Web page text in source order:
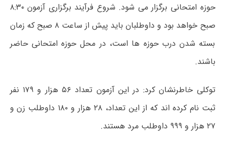
حوزه امتحانی برگزار می شود. شروع فرآیند برگزاری آزمون ۸:۳۰
صبح خواهد بود و داوطلبان باید پیش از ساعت ۸ صبح که زمان
بسته شدن درب حوزه ها است، در محل حوزه امتحانی حاضر
باشند.
توکلی خاطرنشان کرد: در این آزمون تعداد ۵۶ هزار و ۱۷۹ نفر
ثبت نام کرده اند که از این تعداد، ۲۸ هزار و ۱۸۰ داوطلب زن و
۲۷ هزار و ۹۹۹ داوطلب مرد هستند.